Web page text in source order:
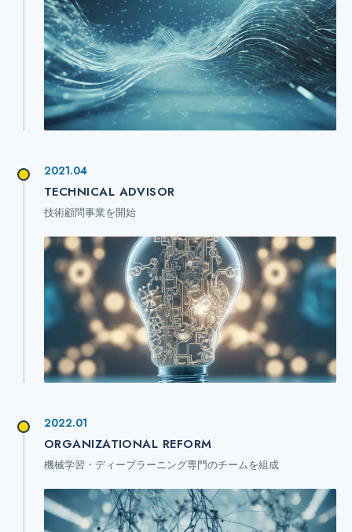
2021.04
TECHNICAL ADVISOR
技術顧問事業を開始
2022.01
ORGANIZATIONAL REFORM
機械学習・ディープラーニング専門のチームを組成